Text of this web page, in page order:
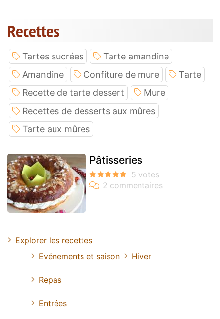
Recettes
Tartes sucrées
Tarte amandine
Amandine
Confiture de mure
Tarte
Recette de tarte dessert
Mure
Recettes de desserts aux mûres
Tarte aux mûres
Pâtisseries
Explorer les recettes
Evénements et saison
Hiver
Repas
Entrées